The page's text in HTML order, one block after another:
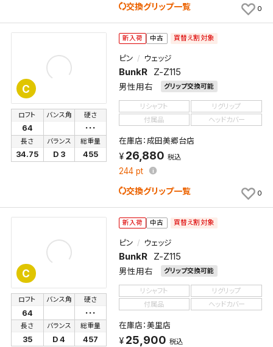
交換グリップ一覧 0
C
新入荷 中古 買替え割対象
ピン ウェッジ
BunkR Z-Z115
男性用右 グリップ交換可能
ロフト
64
バンス角 硬さ
･･･
長さ
34.75
バランス
D 3
総重量
455
リシャフト
リグリップ
付属品
ヘッドカバー
在庫店：成田美郷台店
26,880 税込
244 pt
交換グリップ一覧 0
C
新入荷 中古 買替え割対象
ピン ウェッジ
BunkR Z-Z115
男性用右 グリップ交換可能
ロフト
64
バンス角 硬さ
･･･
長さ
35
バランス
D 4
総重量
457
リシャフト
リグリップ
付属品
ヘッドカバー
在庫店：美里店
25,900 税込